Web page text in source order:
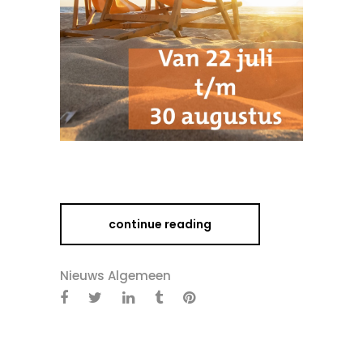
continue reading
Nieuws Algemeen